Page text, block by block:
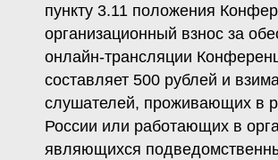
пункту 3.11 положения
организационный взнос за
онлайн-трансляции
составляет 500 рублей и
cлушателей, проживающих в
России или работающих в
являющихся